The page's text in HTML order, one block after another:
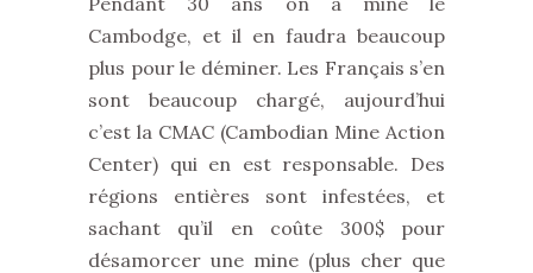
Cambodge, et il en faudra beaucoup
plus pour le déminer. Les Français s’en
sont beaucoup chargé, aujourd’hui
c’est la CMAC (Cambodian Mine Action
Center) qui en est responsable. Des
régions entières sont infestées, et
sachant qu’il en coûte 300$ pour
désamorcer une mine (plus cher que